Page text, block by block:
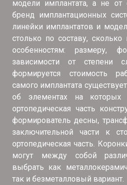
модели имплантата, а не
бренд имплантационных
линейки имплантатов и
столько по составу,
особенностям: размеру,
зависимости от степени
формируется стоимость
самого имплантата
об элементах на которых
ортопедическая часть
формирователь десны,
заключительной части к
ортопедическая часть.
могут между собой
выбрать как
так и безметалловый вариант.